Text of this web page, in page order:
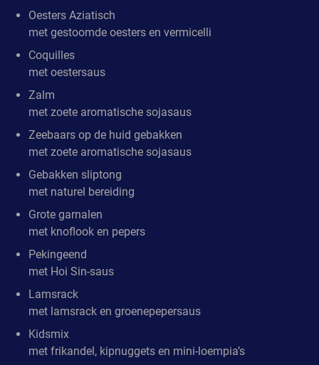
Oesters Aziatisch
met gestoomde oesters en vermicelli
Coquilles
met oestersaus
Zalm
met zoete aromatische sojasaus
Zeebaars op de huid gebakken
met zoete aromatische sojasaus
Gebakken sliptong
met naturel bereiding
Grote garnalen
met knoflook en pepers
Pekingeend
met Hoi Sin-saus
Lamsrack
met lamsrack en groenepepersaus
Kidsmix
met frikandel, kipnuggets en mini-loempia’s